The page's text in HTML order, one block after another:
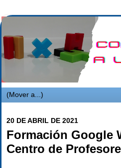
20 DE ABRIL DE 2021
Formación Google
Centro de